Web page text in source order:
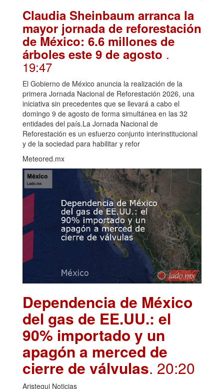
Claudia Sheinbaum arranca la
mayor jornada de reforestación
de México: 6.6 millones de
árboles este 9 de agosto .
19:47
El Gobierno de México anuncia la realización de la
primera Jornada Nacional de Reforestación 2026, una
iniciativa sin precedentes que se llevará a cabo el
domingo 9 de agosto de forma simultánea en las 32
entidades del país.La Jornada Nacional de
Reforestación es un esfuerzo conjunto interinstitucional
y de la sociedad para habilitar y refor
Meteored.mx
Dependencia de México
del gas de EE.UU.: el
90% importado y un
apagón a merced de
cierre de válvulas. 20:20
Aristegui Noticias